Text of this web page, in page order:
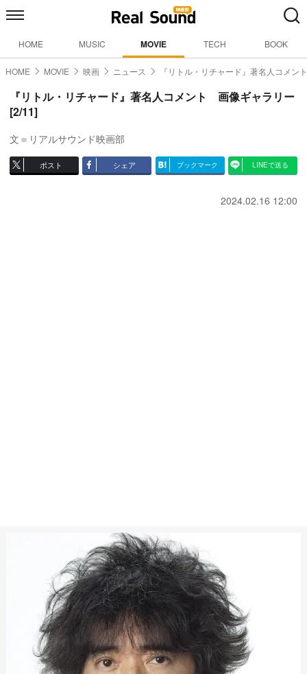
HOME MUSIC MOVIE TECH BOOK
HOME MOVIE 映画 ニュース 『リトル・リチャード』著名人コメント
『リトル・リチャード』著名人コメント 画像ギャラリー
[2/11]
文＝リアルサウンド映画部
ポスト シェア ブックマーク LINEで送る
2024.02.16 12:00